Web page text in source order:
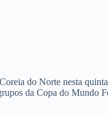
do Norte nesta
da Copa do Mundo